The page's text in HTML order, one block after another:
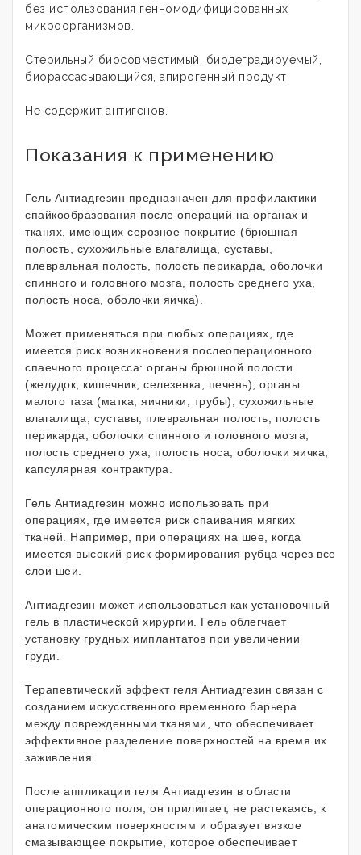
без использования генномодифицированных
микроорганизмов.
Стерильный биосовместимый, биодеградируемый,
биорассасывающийся, апирогенный продукт.
Не содержит антигенов.
Показания к применению
Гель Антиадгезин предназначен для профилактики
спайкообразования после операций на органах и
тканях, имеющих серозное покрытие (брюшная
полость, сухожильные влагалища, суставы,
плевральная полость, полость перикарда, оболочки
спинного и головного мозга, полость среднего уха,
полость носа, оболочки яичка).
Может применяться при любых операциях, где
имеется риск возникновения послеоперационного
спаечного процесса: органы брюшной полости
(желудок, кишечник, селезенка, печень); органы
малого таза (матка, яичники, трубы); сухожильные
влагалища, суставы; плевральная полость; полость
перикарда; оболочки спинного и головного мозга;
полость среднего уха; полость носа, оболочки яичка;
капсулярная контрактура.
Гель Антиадгезин можно использовать при
операциях, где имеется риск спаивания мягких
тканей. Например, при операциях на шее, когда
имеется высокий риск формирования рубца через все
слои шеи.
Антиадгезин может использоваться как установочный
гель в пластической хирургии. Гель облегчает
установку грудных имплантатов при увеличении
груди.
Терапевтический эффект геля Антиадгезин связан с
созданием искусственного временного барьера
между поврежденными тканями, что обеспечивает
эффективное разделение поверхностей на время их
заживления.
После аппликации геля Антиадгезин в области
операционного поля, он прилипает, не растекаясь, к
анатомическим поверхностям и образует вязкое
смазывающее покрытие, которое обеспечивает